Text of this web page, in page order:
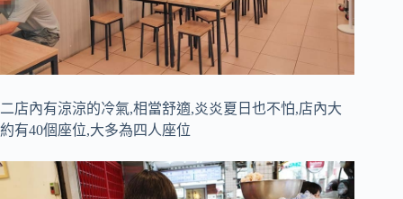
二店內有涼涼的冷氣,相當舒適,炎炎夏日也不怕,店內大
約有40個座位,大多為四人座位